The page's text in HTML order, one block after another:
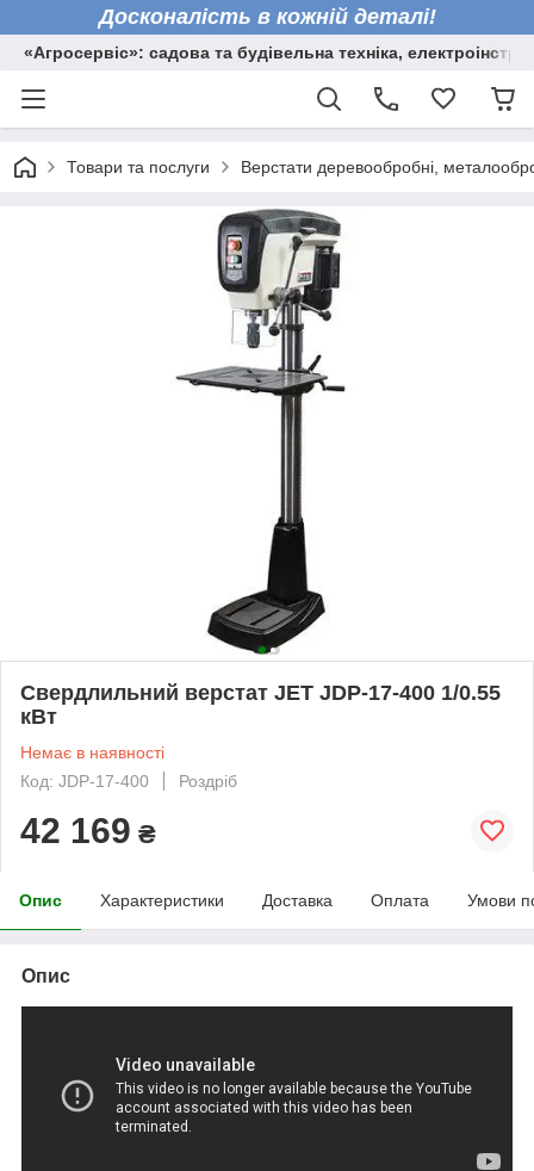
Досконалість в кожній деталі!
«Агросервіс»: садова та будівельна техніка,
Товари та послуги Верстати деревообробні,
Свердлильний верстат JET JDP-17-400 1/0.55
кВт
Немає в наявності
Код: JDP-17-400
Роздріб
42 169 ₴
Опис Характеристики Доставка Оплата Умови
Опис